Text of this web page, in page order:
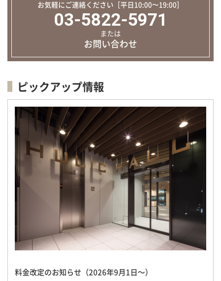
お気軽にご連絡ください［平日10:00〜19:00］
03-5822-5971
または
お問い合わせ
ピックアップ情報
料金改定のお知らせ（2026年9月1日～）